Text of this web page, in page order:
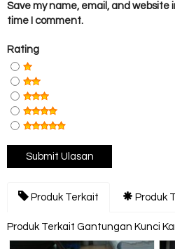
Save my name, email, and website
time I comment.
Rating
Produk Terkait Produk
Produk Terkait Gantungan Kunci